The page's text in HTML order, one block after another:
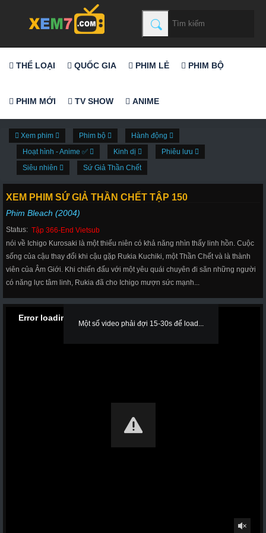
THỂ LOẠI QUỐC GIA PHIM LẺ PHIM BỘ
PHIM MỚI TV SHOW ANIME
Xem phim Phim bộ
Hành động
Hoạt hình - Anime ✅
Kinh dị
Phiêu lưu
Siêu nhiên
Sứ Giả Thần Chết
XEM PHIM SỨ GIẢ THẦN CHẾT TẬP 150
Phim Bleach (2004)
Status: Tập 366-End Vietsub
nói về Ichigo Kurosaki là một thiếu niên có khả năng nhìn thấy linh hồn. Cuộc
sống của cậu thay đổi khi cậu gặp Rukia Kuchiki, một Thần Chết và là thành
viên của Âm Giới. Khi chiến đấu với một yêu quái chuyên đi săn những người
có năng lực tâm linh, Rukia đã cho Ichigo mượn sức mạnh...
Một số video phải đợi 15-30s để load...
Error loading media: File could not be played